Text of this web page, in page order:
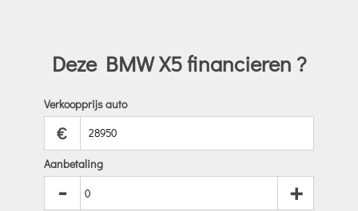
Deze BMW X5 financieren ?
Verkoopprijs auto
€
Aanbetaling
- +